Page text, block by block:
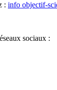
: info objectif-
sociaux :